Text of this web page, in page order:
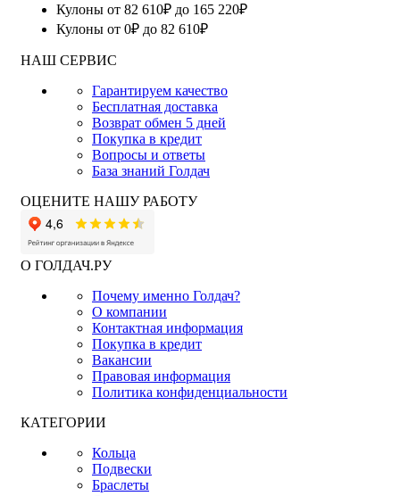
Кулоны от 82 610₽ до 165 220₽
Кулоны от 0₽ до 82 610₽
НАШ СЕРВИС
Гарантируем качество
Бесплатная доставка
Возврат обмен 5 дней
Покупка в кредит
Вопросы и ответы
База знаний Голдач
ОЦЕНИТЕ НАШУ РАБОТУ
О ГОЛДАЧ.РУ
Почему именно Голдач?
О компании
Контактная информация
Покупка в кредит
Вакансии
Правовая информация
Политика конфиденциальности
КАТЕГОРИИ
Кольца
Подвески
Браслеты